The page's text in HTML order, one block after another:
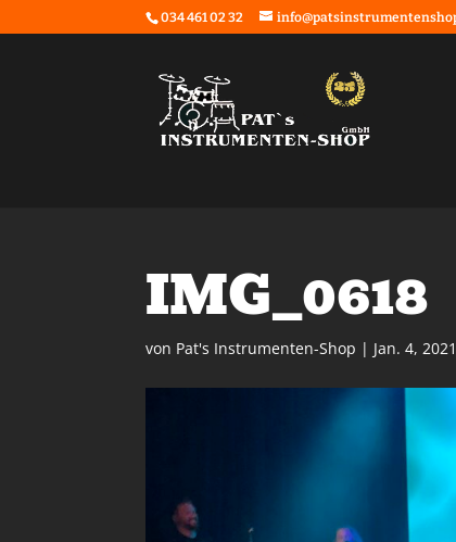
034 461 02 32
IMG_0618
von Pat's Instrumenten-Shop | Jan. 4, 2021